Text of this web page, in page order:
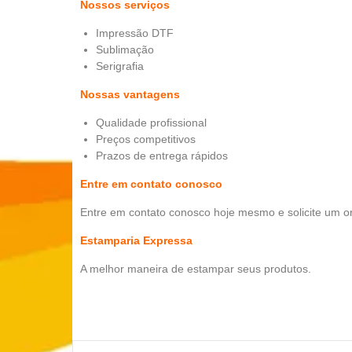
Nossos serviços
Impressão DTF
Sublimação
Serigrafia
Nossas vantagens
Qualidade profissional
Preços competitivos
Prazos de entrega rápidos
Entre em contato conosco
Entre em contato conosco hoje mesmo e solicite um
Estamparia Expressa
A melhor maneira de estampar seus produtos.